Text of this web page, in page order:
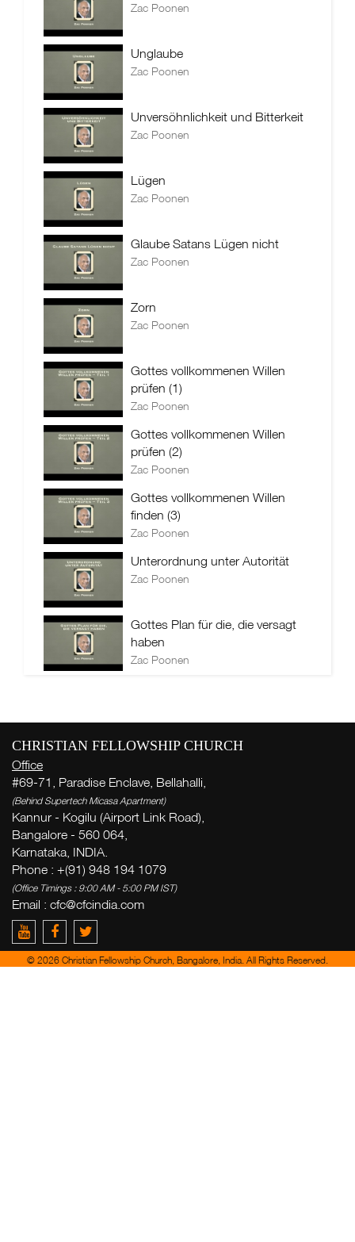
Zac Poonen
Unglaube
Zac Poonen
Unversöhnlichkeit und Bitterkeit
Zac Poonen
Lügen
Zac Poonen
Glaube Satans Lügen nicht
Zac Poonen
Zorn
Zac Poonen
Gottes vollkommenen Willen
prüfen (1)
Zac Poonen
Gottes vollkommenen Willen
prüfen (2)
Zac Poonen
Gottes vollkommenen Willen
finden (3)
Zac Poonen
Unterordnung unter Autorität
Zac Poonen
Gottes Plan für die, die versagt
haben
Zac Poonen
CHRISTIAN FELLOWSHIP CHURCH
Office
#69-71, Paradise Enclave, Bellahalli,
(Behind Supertech Micasa Apartment)
Kannur - Kogilu (Airport Link Road),
Bangalore - 560 064,
Karnataka, INDIA.
Phone : +(91) 948 194 1079
(Office Timings : 9:00 AM - 5:00 PM IST)
Email : cfc@cfcindia.com
© 2026 Christian Fellowship Church, Bangalore, India. All Rights Reserved.